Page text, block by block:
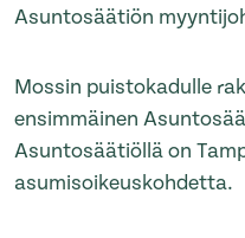
Asuntosäätiön
Mossin puistokadulle
ensimmäinen
Asuntosäätiöllä on
asumisoikeuskohdetta.